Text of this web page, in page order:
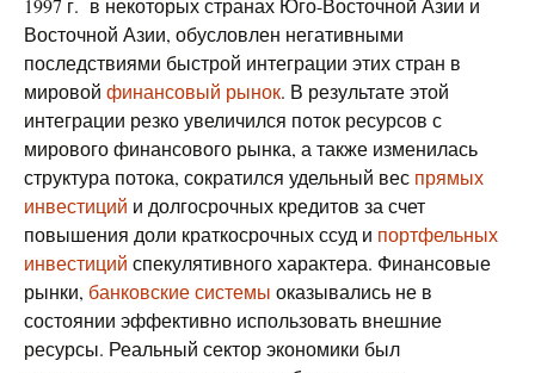
1997 г. в некоторых странах Юго-Восточной Азии и
Восточной Азии, обусловлен негативными
последствиями быстрой интеграции этих стран в
мировой финансовый рынок. В результате этой
интеграции резко увеличился поток ресурсов с
мирового финансового рынка, а также изменилась
структура потока, сократился удельный вес прямых
инвестиций и долгосрочных кредитов за счет
повышения доли краткосрочных ссуд и портфельных
инвестиций спекулятивного характера. Финансовые
рынки, банковские системы оказывались не в
состоянии эффективно использовать внешние
ресурсы. Реальный сектор экономики был